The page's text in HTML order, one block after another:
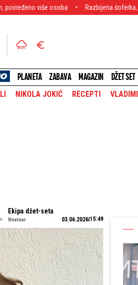
osoba Razbijena šoferka, staklo i
PLANETA ZABAVA MAGAZIN DŽET SET
NIKOLA JOKIĆ RECEPTI
Ekipa džet-seta
Novinar 03.06.2026 15:49